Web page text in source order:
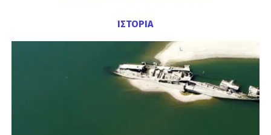
ΙΣΤΟΡΙΑ